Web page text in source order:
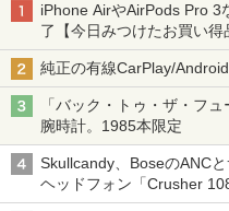
iPhone AirやAirPods Pro 3
了【今日みつけたお買い得
純正の有線CarPlay/
「バック・トゥ・ザ・フ
腕時計。1985本限定
Skullcandy、BoseのANC
ヘッドフォン「Crusher